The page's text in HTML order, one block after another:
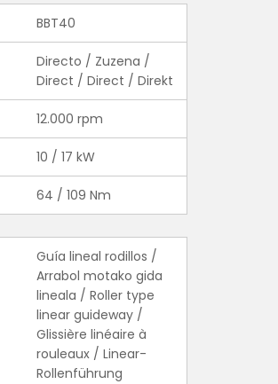
BBT40
Directo / Zuzena /
Direct / Direct / Direkt
12.000 rpm
10 / 17 kW
64 / 109 Nm
Guía lineal rodillos /
Arrabol motako gida
lineala / Roller type
linear guideway /
Glissière linéaire à
rouleaux / Linear-
Rollenführung